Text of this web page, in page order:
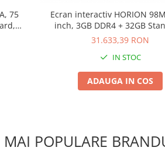
75
Ecran interactiv HORION
inch, 3GB DDR4 + 32GB
Android 8.0, MSD6A848, ARM
31.633,39 RON
IN STOC
ADAUGA IN COS
MAI POPULARE